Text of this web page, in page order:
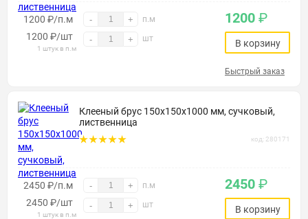
1200 ₽/п.м - + п.м
1200 ₽/шт
1 штук в п.м
- + шт
1200 ₽
В корзину
Быстрый заказ
Клееный брус 150х150х1000 мм, сучковый,
лиственница
код: 280171
2450 ₽/п.м - + п.м
2450 ₽/шт
1 штук в п.м
- + шт
2450 ₽
В корзину